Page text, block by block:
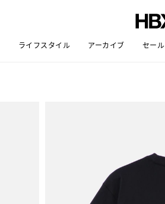
ライフスタイル アーカイブ セール